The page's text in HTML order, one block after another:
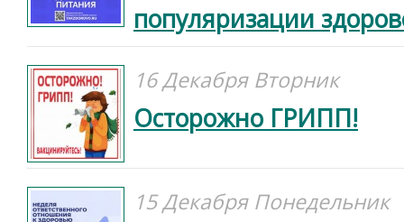
популяризации
16 Декабря Вторник
Осторожно ГРИПП!
15 Декабря Понедельник